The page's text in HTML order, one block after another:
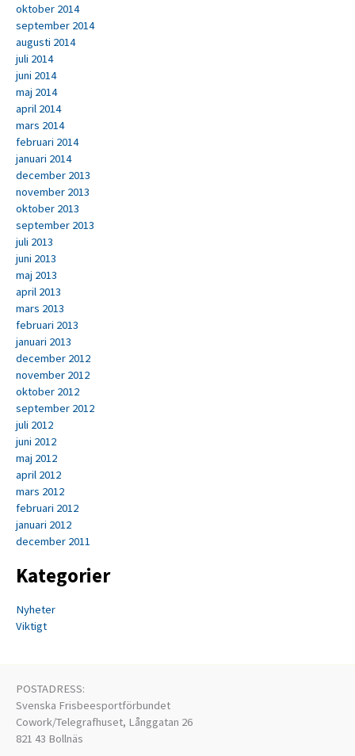
oktober 2014
september 2014
augusti 2014
juli 2014
juni 2014
maj 2014
april 2014
mars 2014
februari 2014
januari 2014
december 2013
november 2013
oktober 2013
september 2013
juli 2013
juni 2013
maj 2013
april 2013
mars 2013
februari 2013
januari 2013
december 2012
november 2012
oktober 2012
september 2012
juli 2012
juni 2012
maj 2012
april 2012
mars 2012
februari 2012
januari 2012
december 2011
Kategorier
Nyheter
Viktigt
POSTADRESS:
Svenska Frisbeesportförbundet
Cowork/Telegrafhuset, Långgatan 26
821 43 Bollnäs